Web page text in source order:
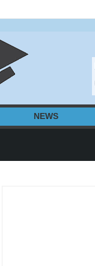
NEWS